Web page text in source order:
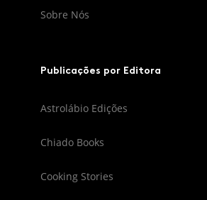
Sobre Nós
Publicações por Editora
Astrolábio Edições
Chiado Books
Cooking Stories